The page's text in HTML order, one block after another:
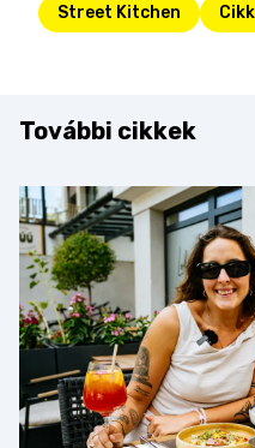
Street Kitchen
További cikkek